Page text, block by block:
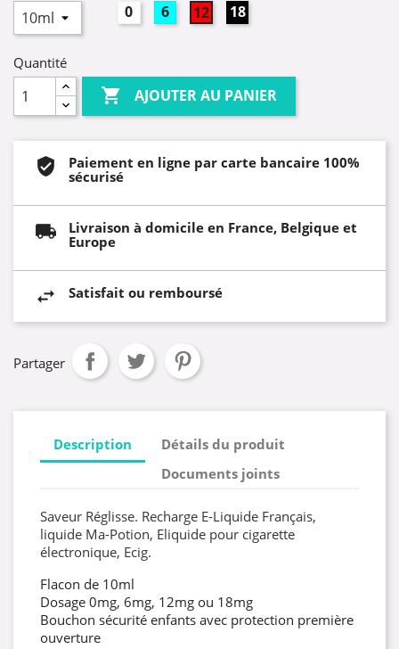
0mg 6mg 12mg 18mg
Quantité
 AJOUTER AU PANIER
Paiement en ligne par carte bancaire 100%
sécurisé
Livraison à domicile en France, Belgique et
Europe
Satisfait ou remboursé
Partager
Description
Détails du produit
Documents joints
Saveur Réglisse. Recharge E-Liquide Français,
liquide Ma-Potion, Eliquide pour cigarette
électronique, Ecig.
Flacon de 10ml
Dosage 0mg, 6mg, 12mg ou 18mg
Bouchon sécurité enfants avec protection première
ouverture